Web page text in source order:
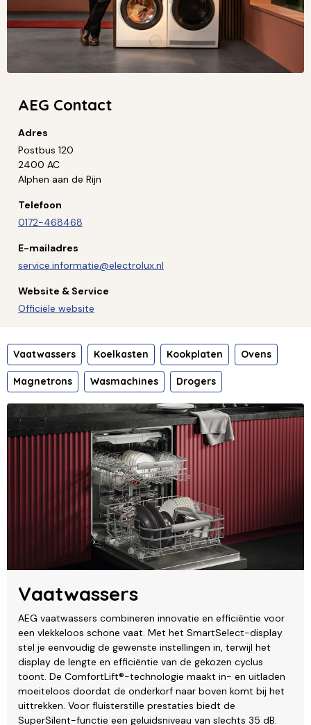
AEG Contact
Adres
Postbus 120
2400 AC
Alphen aan de Rijn
Telefoon
0172-468468
E-mailadres
service.informatie@electrolux.nl
Website & Service
Officiële website
Vaatwassers Koelkasten Kookplaten Ovens
Magnetrons Wasmachines Drogers
Vaatwassers
AEG vaatwassers combineren innovatie en efficiëntie voor
een vlekkeloos schone vaat. Met het SmartSelect-display
stel je eenvoudig de gewenste instellingen in, terwijl het
display de lengte en efficiëntie van de gekozen cyclus
toont. De ComfortLift®-technologie maakt in- en uitladen
moeiteloos doordat de onderkorf naar boven komt bij het
uittrekken. Voor fluisterstille prestaties biedt de
SuperSilent-functie een geluidsniveau van slechts 35 dB.